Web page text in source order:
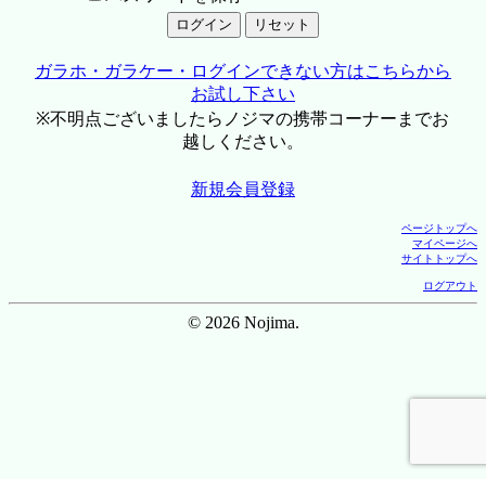
ガラホ・ガラケー・ログインできない方はこちらから
お試し下さい
※不明点ございましたらノジマの携帯コーナーまでお
越しください。
新規会員登録
ページトップへ
マイページへ
サイトトップへ
ログアウト
© 2026 Nojima.